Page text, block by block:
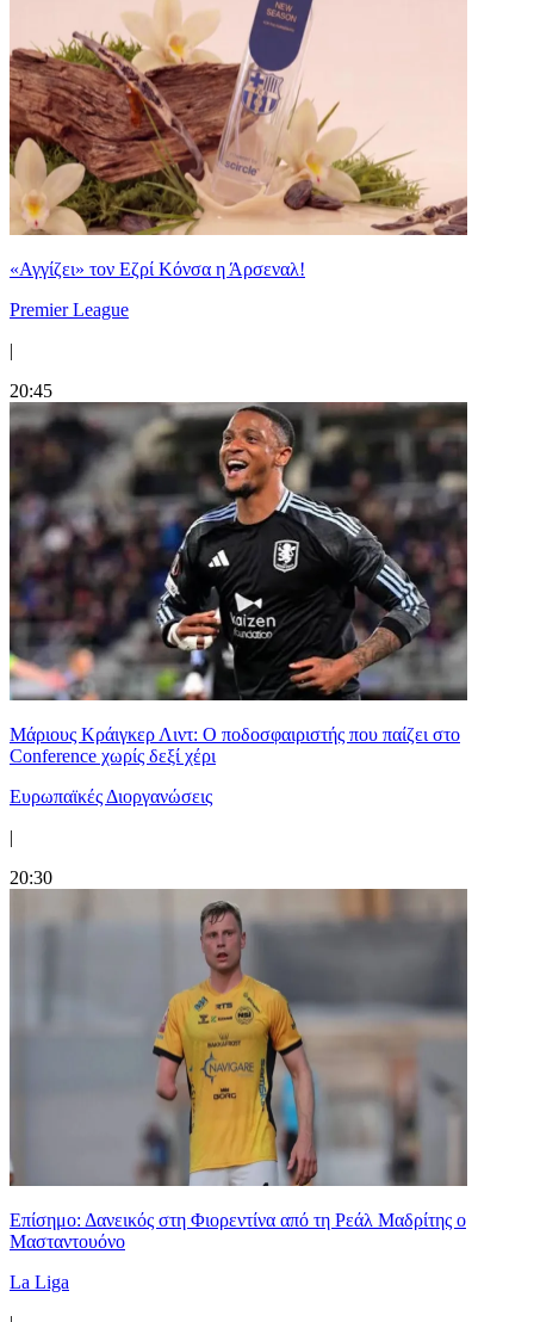
«Αγγίζει» τον Εζρί Κόνσα η Άρσεναλ!
Premier League
|
20:45
Μάριους Κράιγκερ Λιντ: Ο ποδοσφαιριστής που παίζει στο
Conference χωρίς δεξί χέρι
Ευρωπαϊκές Διοργανώσεις
|
20:30
Επίσημο: Δανεικός στη Φιορεντίνα από τη Ρεάλ Μαδρίτης ο
Μασταντουόνο
La Liga